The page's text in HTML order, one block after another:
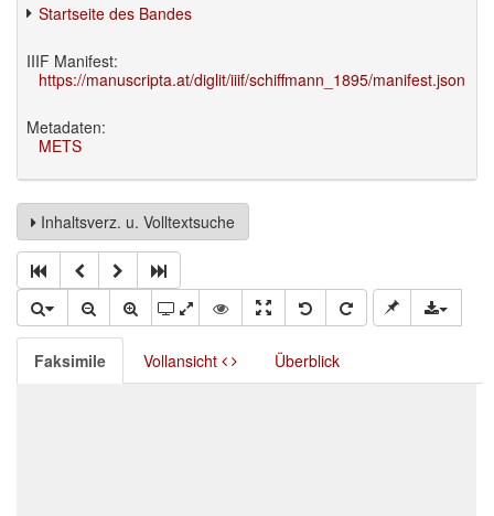
Startseite des Bandes
IIIF Manifest:
https://manuscripta.at/diglit/iiif/schiffmann_1895/manifest.json
Metadaten:
METS
Inhaltsverz. u. Volltextsuche
Faksimile Vollansicht Überblick